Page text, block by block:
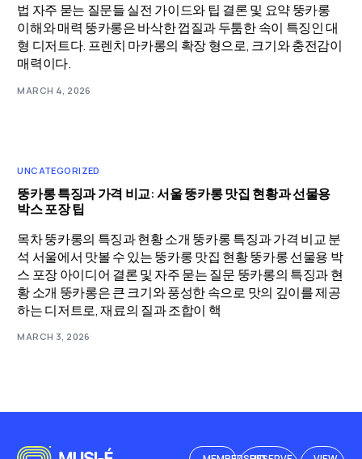
법 자주 묻는 질문들 실전 가이드와 팁 결론 및 요약 뚱카롱
이해와 매력 뚱카롱은 바삭한 껍질과 두툼한 속이 특징인 대
형 디저트다. 프렌치 마카롱의 확장 형으로, 크기와 충전감이
매력이다.
MARCH 4, 2026
UNCATEGORIZED
뚱카롱 특징과 가격 비교: 서울 뚱카롱 맛집 현황과 선물용
박스 포장 팁
목차 뚱카롱의 특징과 현황 소개 뚱카롱 특징과 가격 비교 분
석 서울에서 맛볼 수 있는 뚱카롱 맛집 현황 뚱카롱 선물용 박
스 포장 아이디어 결론 및 자주 묻는 질문 뚱카롱의 특징과 현
황 소개 뚱카롱은 큰 크기와 풍성한 속으로 맛의 깊이를 제공
하는 디저트로, 재료의 질과 조합이 핵
MARCH 3, 2026